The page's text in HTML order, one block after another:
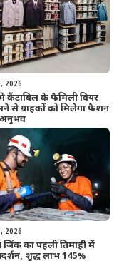
2026
में कैंटाबिल के फैमिली वियर
से ग्राहकों को मिलेगा फैशन
अनुभव
2026
जिंक का पहली तिमाही में
शुद्ध लाभ 145%